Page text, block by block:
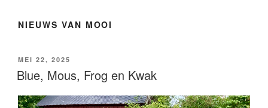
NIEUWS VAN MOOI
GEPLAATST
OP
MEI 22, 2025
Blue, Mous, Frog en Kwak